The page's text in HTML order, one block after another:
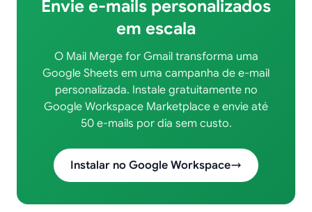
Envie e-mails personalizados
em escala
O Mail Merge for Gmail transforma uma
Google Sheets em uma campanha de e-mail
personalizada. Instale gratuitamente no
Google Workspace Marketplace e envie até
50 e-mails por dia sem custo.
Instalar no Google Workspace